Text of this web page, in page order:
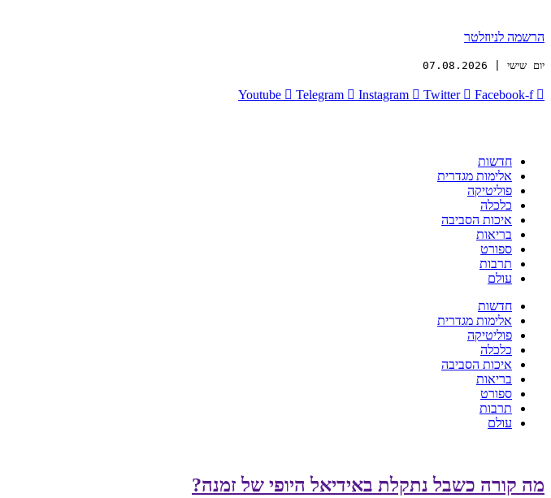
הרשמה לניוזלטר
יום שישי | 07.08.2026
Youtube Telegram Instagram Twitter Facebook-f
חדשות
אלימות מגדרית
פוליטיקה
כלכלה
איכות הסביבה
בריאות
ספורט
תרבות
עולם
חדשות
אלימות מגדרית
פוליטיקה
כלכלה
איכות הסביבה
בריאות
ספורט
תרבות
עולם
מה קורה כשבל נתקלת באידיאל היופי של זמנה?